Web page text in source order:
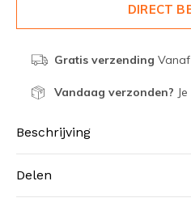
DIRECT
Gratis verzending
Vandaag verzonden?
Beschrijving
Delen